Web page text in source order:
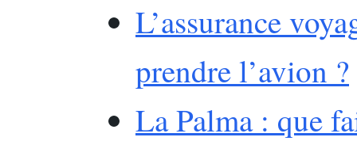
L’assurance
prendre l’avion ?
La Palma : que